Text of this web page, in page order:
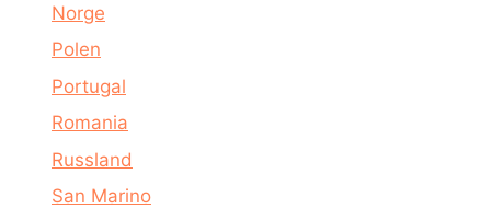
Norge
Polen
Portugal
Romania
Russland
San Marino